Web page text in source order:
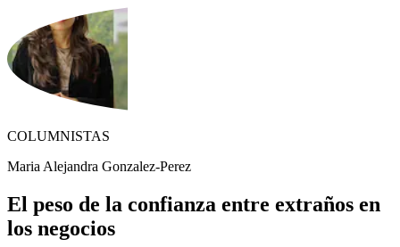
COLUMNISTAS
Maria Alejandra Gonzalez-Perez
El peso de la confianza entre extraños en
los negocios